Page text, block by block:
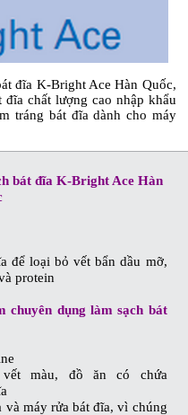
đĩa K-Bright Ace Hàn Quốc,
đĩa chất lượng cao nhập khẩu
tráng bát đĩa dành cho máy
bát đĩa K-Bright Ace Hàn
để loại bỏ vết bẩn dầu mỡ,
protein
chuyên dụng làm sạch bát
màu, đồ ăn có chứa
và máy rửa bát đĩa, vì chúng